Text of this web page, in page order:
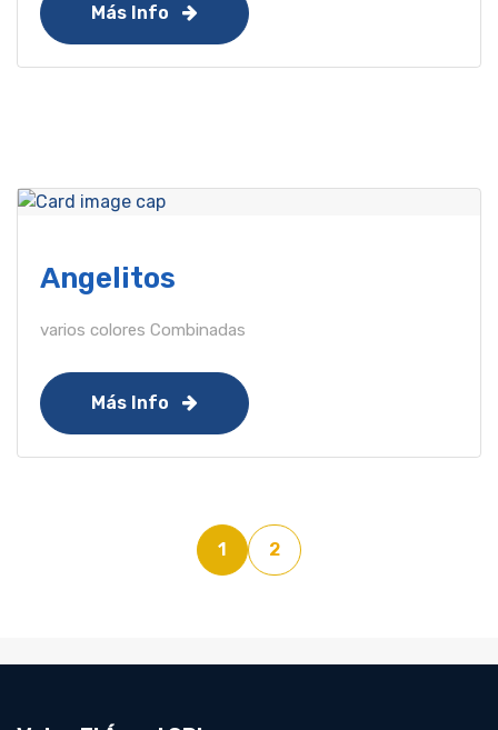
Más Info
Angelitos
varios colores Combinadas
Más Info
1 2